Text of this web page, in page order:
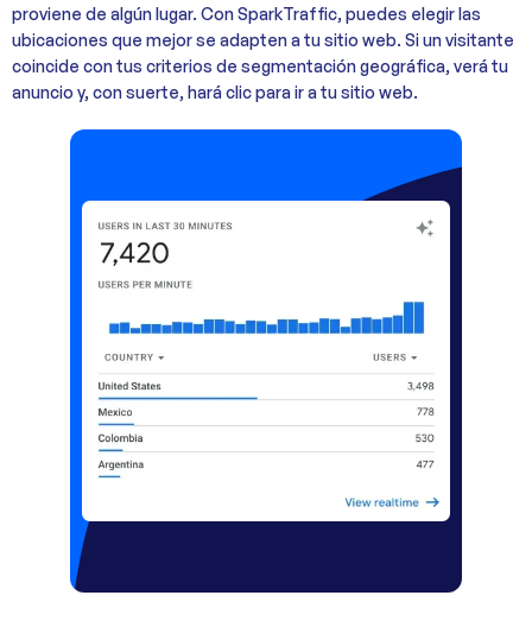
proviene de algún lugar. Con SparkTraffic, puedes elegir las
ubicaciones que mejor se adapten a tu sitio web. Si un visitante
coincide con tus criterios de segmentación geográfica, verá tu
anuncio y, con suerte, hará clic para ir a tu sitio web.